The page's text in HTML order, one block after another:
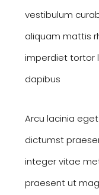
vestibulum
aliquam mattis
imperdiet tortor
dapibus
Arcu lacinia
dictumst
integer vitae
praesent ut